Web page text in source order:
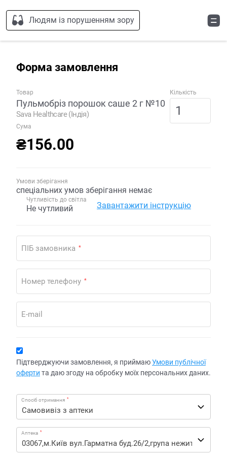
Людям із порушенням зору
Форма замовлення
Товар
Пульмобріз порошок саше 2 г №10
Sava Healthcare (Індія)
Кількість
Сума
₴156.00
Умови зберігання
спеціальних умов зберігання немає
Чутливість до світла
Не чутливий Завантажити інструкцію
ПІБ замовника *
Номер телефону *
E-mail
Підтверджуючи замовлення, я приймаюУмови публічної
оферти та даю згоду на обробку моїх персональних даних.
Спосіб отримання *
Аптека *